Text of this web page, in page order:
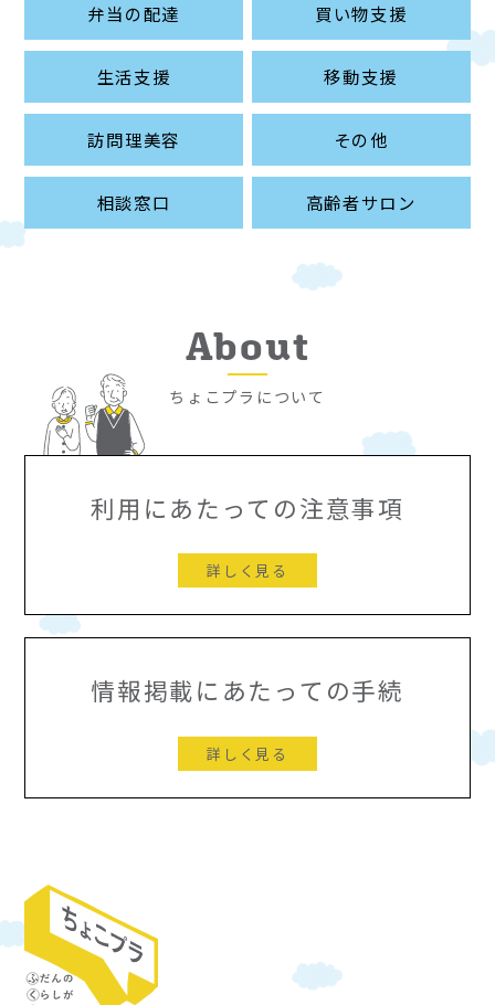
弁当の配達 買い物支援
生活支援 移動支援
訪問理美容 その他
相談窓口 高齢者サロン
About
ちょこプラについて
利用にあたっての注意事項
詳しく見る
情報掲載にあたっての手続
詳しく見る